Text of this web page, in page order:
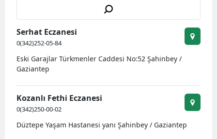
Serhat Eczanesi
0(342)252-05-84
Eski Garajlar Türkmenler Caddesi No:52 Şahinbey /
Gaziantep
Kozanlı Fethi Eczanesi
0(342)250-00-02
Düztepe Yaşam Hastanesi yanı Şahinbey / Gaziantep